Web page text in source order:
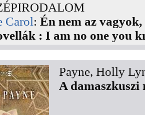
Carol: Én nem az
: I am no one you
Payne, Holly
A damaszkuszi